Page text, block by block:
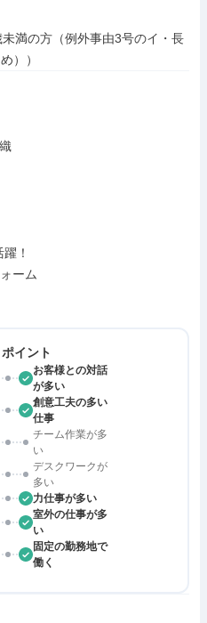
満の方（例外事由3号のイ・長
））
！
ーム
イント
お客様との対話
が多い
創意工夫の多い
仕事
チーム作業が多
い
デスクワークが
多い
力仕事が多い
室外の仕事が多
い
固定の勤務地で
働く